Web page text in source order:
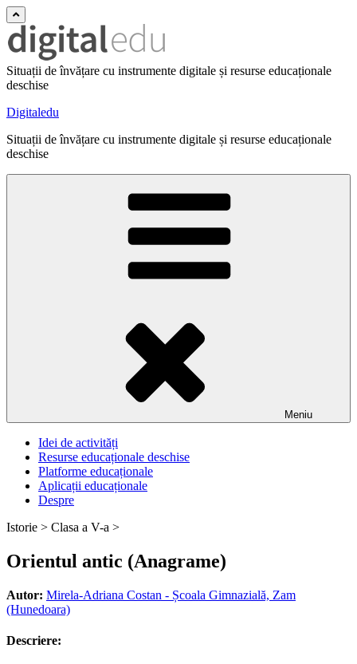
Situații de învățare cu instrumente digitale și resurse educaționale
deschise
Digitaledu
Situații de învățare cu instrumente digitale și resurse educaționale
deschise
Meniu
Idei de activități
Resurse educaționale deschise
Platforme educaționale
Aplicații educaționale
Despre
Istorie > Clasa a V-a >
Orientul antic (Anagrame)
Autor: Mirela-Adriana Costan - Școala Gimnazială, Zam
(Hunedoara)
Descriere: